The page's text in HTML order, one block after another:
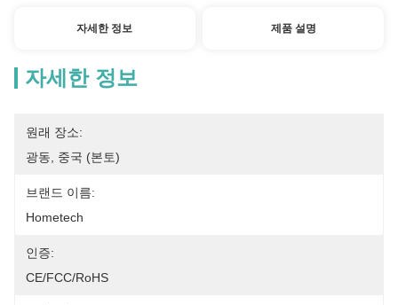
자세한 정보 제품 설명
자세한 정보
원래 장소:
광동, 중국 (본토)
브랜드 이름:
Hometech
인증:
CE/FCC/RoHS